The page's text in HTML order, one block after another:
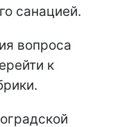
санацией.
вопроса
к